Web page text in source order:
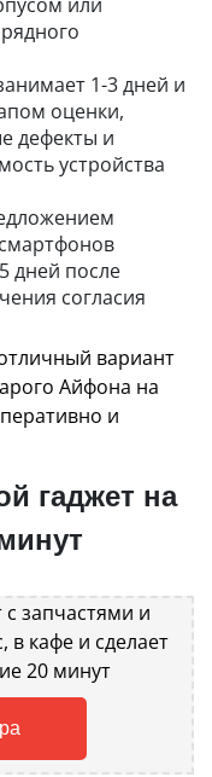
1-3 дней и
оценки,
дефекты и
устройства
дней после
согласия
вариант
Айфона на
и
гаджет на
запчастями и
кафе и сделает
20 минут